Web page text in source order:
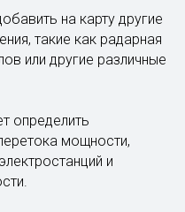
в контролируемых
могут предоставлять
допустимый переток
ситуации.
своевременно
ситуаций,